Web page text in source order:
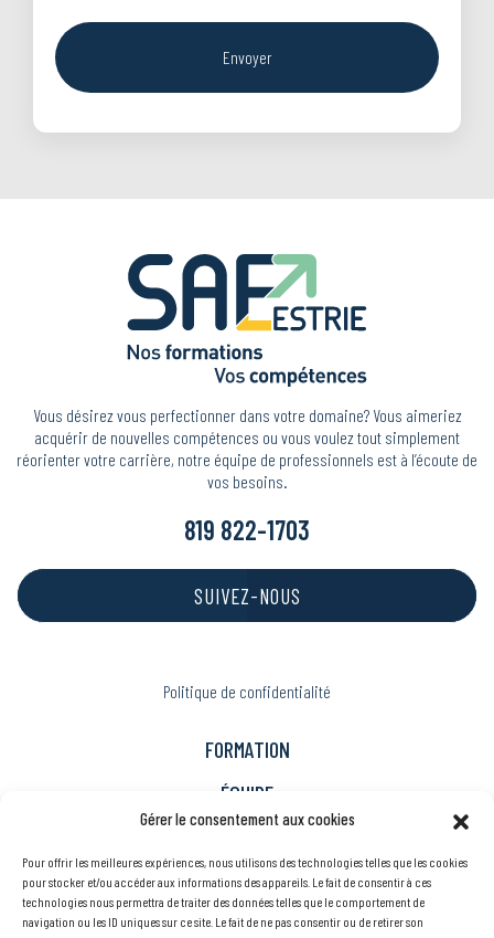
Gérer le consentement aux cookies
Pour offrir les meilleures expériences, nous utilisons des technologies telles que les cookies
pour stocker et/ou accéder aux informations des appareils. Le fait de consentir à ces
technologies nous permettra de traiter des données telles que le comportement de
navigation ou les ID uniques sur ce site. Le fait de ne pas consentir ou de retirer son
Vous désirez vous perfectionner dans votre domaine? Vous aimeriez
acquérir de nouvelles compétences ou vous voulez tout simplement
réorienter votre carrière, notre équipe de professionnels est à l’écoute de
vos besoins.
819 822-1703
SUIVEZ-NOUS
Politique de confidentialité
FORMATION
ÉQUIPE
Immigration
Carrière